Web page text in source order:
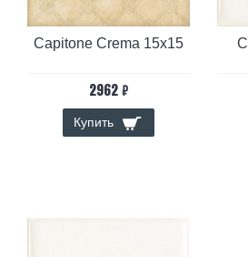
Capitone Crema 15x15
2962 ₽
Купить